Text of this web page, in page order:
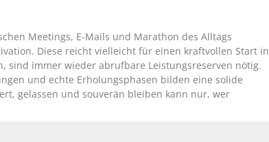
Meetings, E-Mails und Marathon des Alltags
Diese reicht vielleicht für einen kraftvollen Start in
sind immer wieder abrufbare Leistungsreserven nötig.
und echte Erholungsphasen bilden eine solide
gelassen und souverän bleiben kann nur, wer